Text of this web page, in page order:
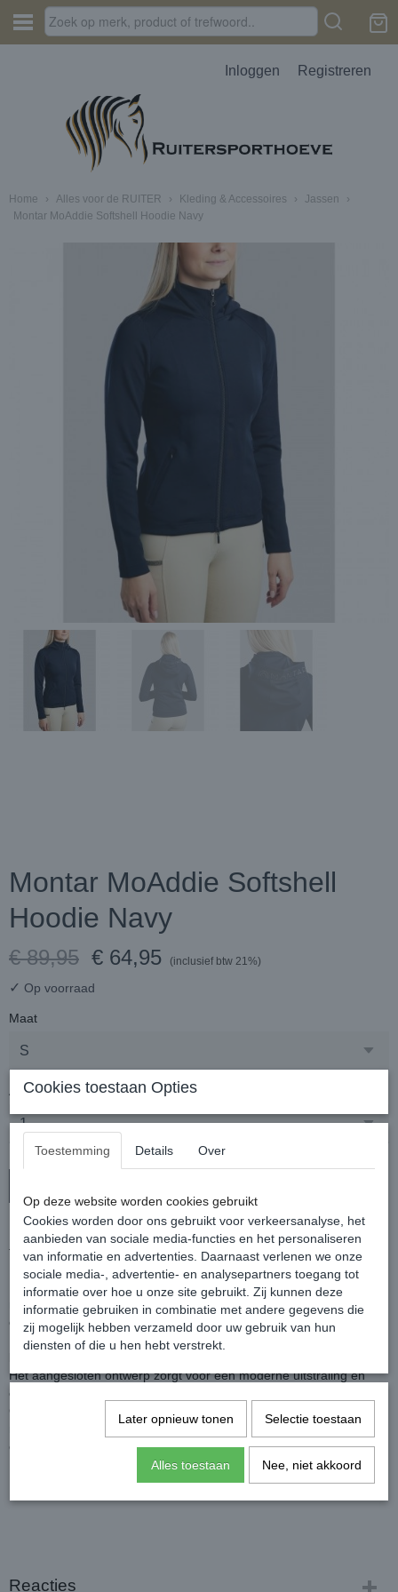
Inloggen Registreren
Home › Alles voor de RUITER › Kleding & Accessoires › Jassen
›
Montar MoAddie Softshell Hoodie Navy
Montar MoAddie Softshell
Hoodie Navy
€ 89,95 € 64,95 (inclusief btw 21%)
✓ Op voorraad
Maat
Aantal
Deze Montar softshell hoodie combineert stijl met praktische
functionaliteit, ideaal voor zowel rijden als dagelijks gebruik.
De jas heeft een handige 2-weg ritssluiting, steekzakken met
ritssluiting en de rand van de capuchon heeft kleine kristallen, voor
een luxe en verfijnde uitstraling.
De softshell stof houdt je warm zonder de bewegingsvrijheid te
Het aangesloten ontwerp zorgt voor een moderne uitstraling en
optimaal comfort.
Gemaakt van 92% polyester en 8% elastaan, het elastische
materiaal zorgt voor bewegingvrijheid, een comfortabele pasvorm
en een goed ademend vermogen.
Reacties
Cookies toestaan Opties
Toestemming Details Over
Op deze website worden cookies gebruikt
Cookies worden door ons gebruikt voor verkeersanalyse, het
aanbieden van sociale media-functies en het personaliseren
van informatie en advertenties. Daarnaast verlenen we onze
sociale media-, advertentie- en analysepartners toegang tot
informatie over hoe u onze site gebruikt. Zij kunnen deze
informatie gebruiken in combinatie met andere gegevens die
zij mogelijk hebben verzameld door uw gebruik van hun
diensten of die u hen hebt verstrekt.
Later opnieuw tonen Selectie toestaan
Alles toestaan Nee, niet akkoord